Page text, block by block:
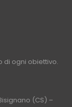
di ogni obiettivo.
(CS) –